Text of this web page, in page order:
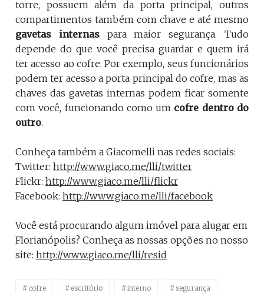
torre, possuem além da porta principal, outros
compartimentos também com chave e até mesmo
gavetas internaspara maior segurança. Tudo
depende do que você precisa guardar e quem irá
ter acesso ao cofre. Por exemplo, seus funcionários
podem ter acesso a porta principal do cofre, mas as
chaves das gavetas internas podem ficar somente
com você, funcionando como um cofre dentro do
outro.
Conheça também a Giacomelli nas redes sociais:
Twitter: http://www.giaco.me/lli/twitter
Flickr: http://www.giaco.me/lli/flickr
Facebook: http://www.giaco.me/lli/facebook
Você está procurando algum imóvel para alugar em
Florianópolis? Conheça as nossas opções no nosso
site: http://www.giaco.me/lli/resid
cofre escritório interno segurança